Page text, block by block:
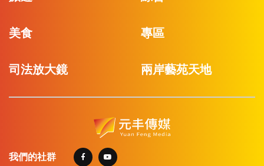
美食 專區
司法放大鏡 兩岸藝苑天地
我們的社群